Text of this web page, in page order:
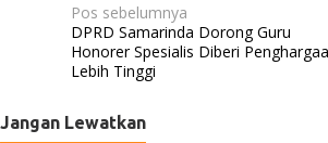
N
a
v
Pos sebelumnya
DPRD Samarinda Dorong Guru
Honorer Spesialis Diberi
Lebih Tinggi
Jangan Lewatkan